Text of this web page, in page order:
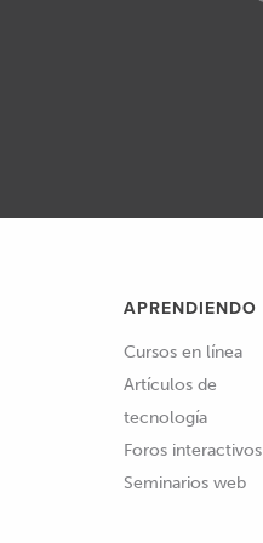
APRENDIENDO
Cursos en línea
Artículos de
tecnología
Foros interactivos
Seminarios web